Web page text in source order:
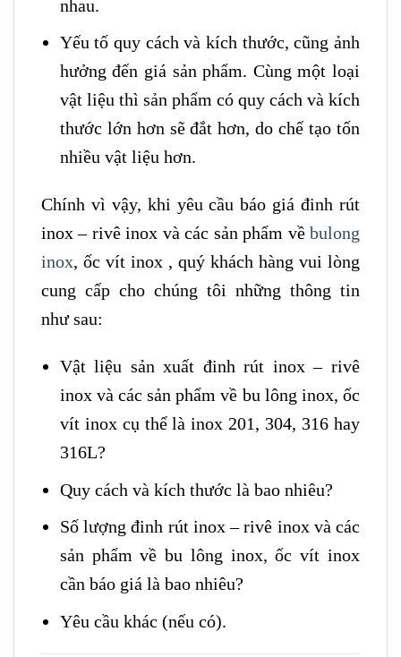
nhau.
Yếu tố quy cách và kích thước, cũng ảnh
hưởng đến giá sản phẩm. Cùng một loại
vật liệu thì sản phẩm có quy cách và kích
thước lớn hơn sẽ đắt hơn, do chế tạo tốn
nhiều vật liệu hơn.
Chính vì vậy, khi yêu cầu báo giá đinh rút
inox – rivê inox và các sản phẩm về bulong
inox, ốc vít inox , quý khách hàng vui lòng
cung cấp cho chúng tôi những thông tin
như sau:
Vật liệu sản xuất đinh rút inox – rivê
inox và các sản phẩm về bu lông inox, ốc
vít inox cụ thể là inox 201, 304, 316 hay
316L?
Quy cách và kích thước là bao nhiêu?
Số lượng đinh rút inox – rivê inox và các
sản phẩm về bu lông inox, ốc vít inox
cần báo giá là bao nhiêu?
Yêu cầu khác (nếu có).